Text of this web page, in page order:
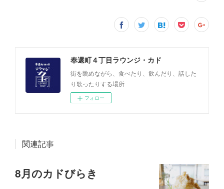
奉還町４丁目ラウンジ・カド
街を眺めながら、食べたり、飲んだり、話した
り歌ったりする場所
フォロー
関連記事
8月のカドびらき